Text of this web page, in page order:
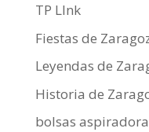
TP LInk
Fiestas de
Leyendas de
Historia de
bolsas aspiradora